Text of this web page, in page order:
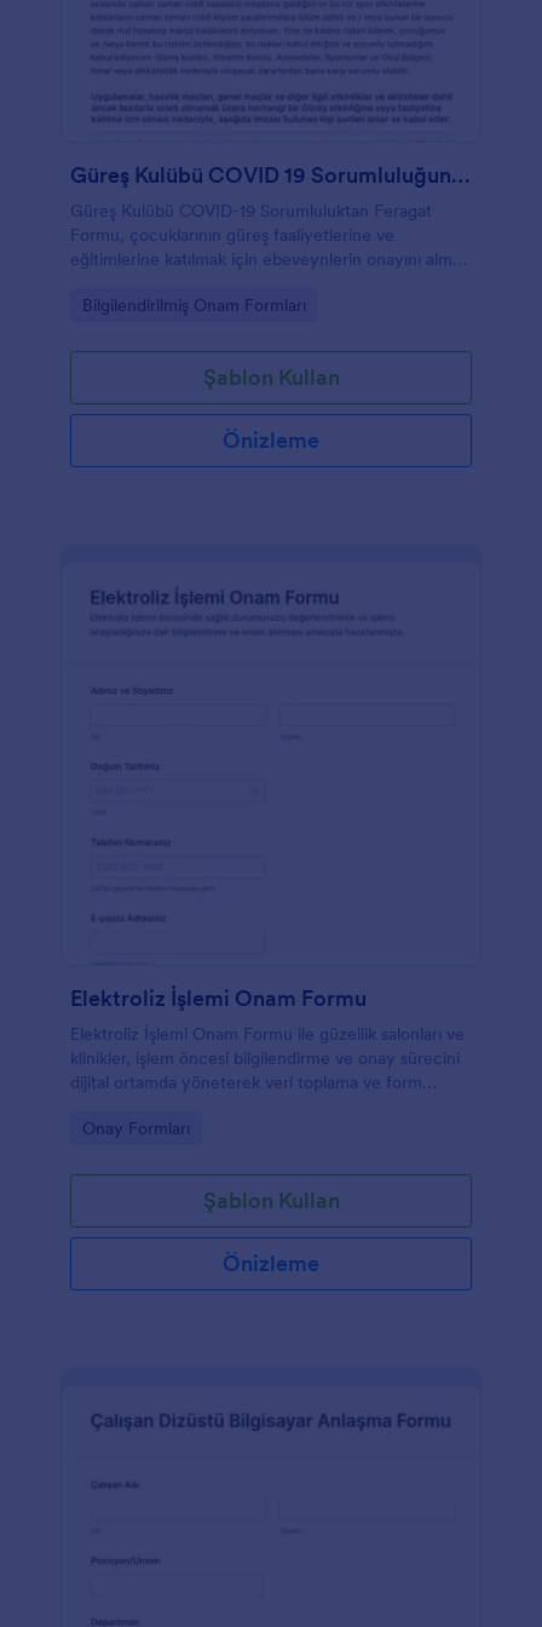
Güreş Kulübü COVID 19 Sorumluluğundan Feragat Formu
Güreş Kulübü COVID-19 Sorumluluktan Feragat
Formu, çocuklarının güreş faaliyetlerine ve
eğitimlerine katılmak için ebeveynlerin onayını almak
şartlarınızı bu çevrimiçi forma ekleyebilir ve e-imza
Go to Category:
Bilgilendirilmiş Onam Formları
Şablon Kullan
Önizleme
Elektroliz İşlemi Onam Formu
Elektroliz İşlemi Onam Formu ile güzellik salonları ve
klinikler, işlem öncesi bilgilendirme ve onay sürecini
dijital ortamda yöneterek veri toplama ve form
Go to Category:
Onay Formları
Şablon Kullan
Önizleme